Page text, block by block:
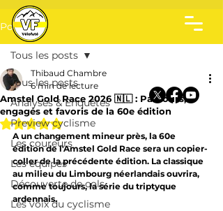
Post
Tous les posts
Analyses & Enquêtes
Preview cyclisme
Les coureurs
Les équipes
Découverte de cols
Les voix du cyclisme
Tous les posts
Amstel Gold Race 2026 🇳🇱 : Parcours,
engagés et favoris de la 60e édition
Thibaud Chambre
6 min de lecture
Noté NaN étoiles sur 5.
A un changement mineur près, la 60e
édition de l'Amstel Gold Race sera un copier-
coller de la précédente édition. La classique
au milieu du Limbourg néerlandais ouvrira,
comme toujours, la série du triptyque
ardennais.